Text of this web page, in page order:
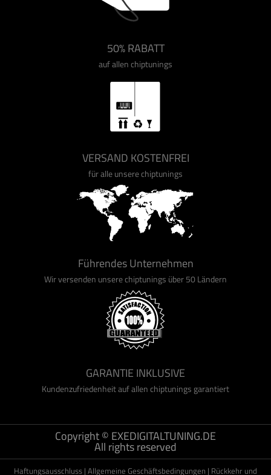
50% RABATT
auf allen chiptunings
VERSAND KOSTENFREI
für alle unsere chiptunings
Führendes Unternehmen
Wir versenden unsere chiptunings über 50 Ländern
GARANTIE INKLUSIVE
Kundenzufriedenheit auf allen chiptunings garantiert
Copyright © EXEDIGITALTUNING.DE
All rights reserved
Haftungsausschluss | Allgemeine Geschäftsbedingungen | Rückkehr und